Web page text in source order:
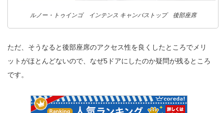
ルノー・トゥインゴ インテンス キャンバストップ 後部座席
ただ、そうなると後部座席のアクセス性を良くしたところでメリ
ットがほとんどないので、なぜ5ドアにしたのか疑問が残るところ
です。